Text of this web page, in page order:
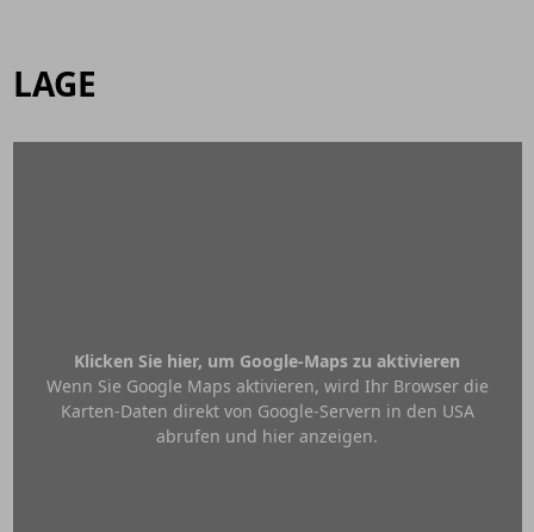
LAGE
Klicken Sie hier, um Google-Maps zu aktivieren
Wenn Sie Google Maps aktivieren, wird Ihr Browser die
Karten-Daten direkt von Google-Servern in den USA
abrufen und hier anzeigen.